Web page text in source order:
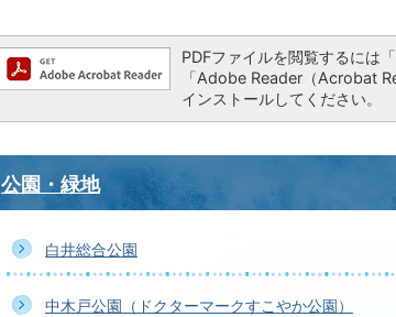
PDFファイルを閲覧するには
「Adobe Reader（Acrobat
インストールしてください。
公園・緑地
白井総合公園
中木戸公園（ドクターマークすこやか公園）